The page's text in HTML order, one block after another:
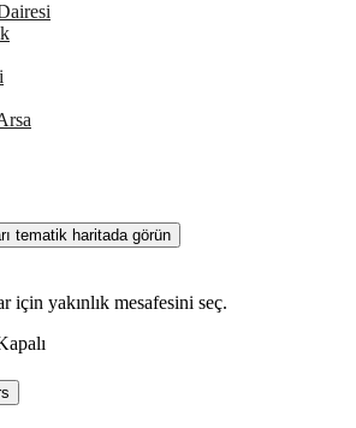
tematik haritada görün
için yakınlık mesafesini seç.